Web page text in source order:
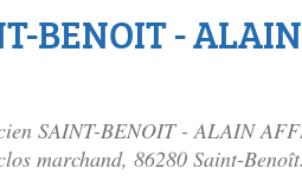
BENOIT - ALAIN
SAINT-BENOIT - ALAIN
marchand, 86280 Saint-Benoît.